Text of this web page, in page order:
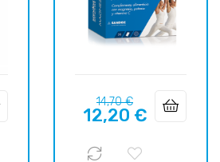
Precio
regular
14,70 €Precio
12,20 €